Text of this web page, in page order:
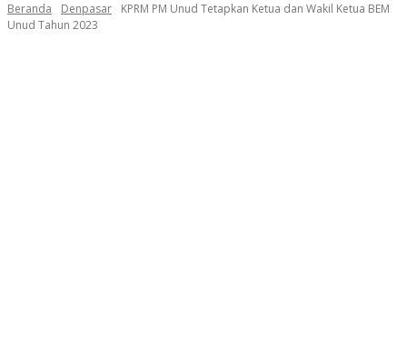
Beranda Denpasar
KPRM PM Unud Tetapkan Ketua dan Wakil Ketua BEM
Unud Tahun 2023